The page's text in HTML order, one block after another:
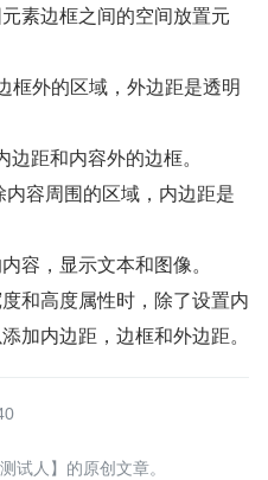
素边框之间的空间放置元
框外的区域，外边距是透明
距和内容外的边框。
容周围的区域，内边距是
容，显示文本和图像。
和高度属性时，除了设置内
加内边距，边框和外边距。
试人】的原创文章。